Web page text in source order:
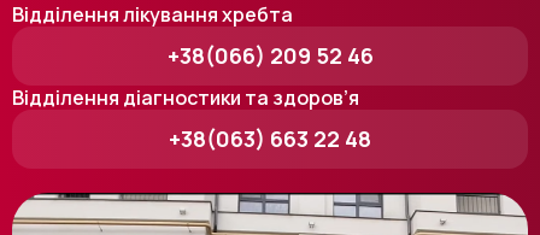
Відділення лікування хребта
+38(066) 209 52 46
Відділення діагностики та здоров’я
+38(063) 663 22 48
Відділення лікування хребта